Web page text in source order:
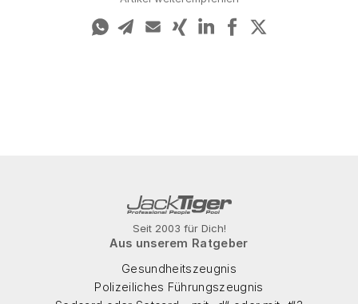
Seit 2003 für Dich!
Aus unserem Ratgeber
Gesundheitszeugnis
Polizeiliches Führungszeugnis